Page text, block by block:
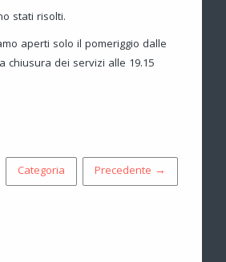
stati risolti.
aperti solo il pomeriggio dalle
chiusura dei servizi alle 19.15
Categoria Precedente →